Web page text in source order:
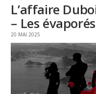
L’affaire
– Les évaporés
20 MAI 2025